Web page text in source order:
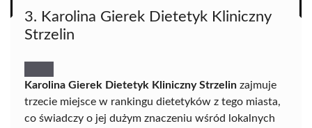
3. Karolina Gierek Dietetyk Kliniczny
Strzelin
Karolina Gierek Dietetyk Kliniczny Strzelin zajmuje
trzecie miejsce w rankingu dietetyków z tego miasta,
co świadczy o jej dużym znaczeniu wśród lokalnych